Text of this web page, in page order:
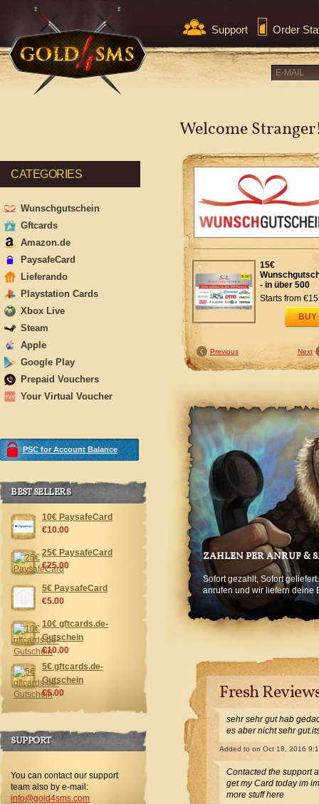
Support Order
Welcome
15€
- in über 500
Shops
Starts from
BUY
Previous Next
ZAHLEN PER ANRUF &
Sofort gezahlt, Sofort
anrufen und wir liefern deine
Fresh
sehr sehr gut hab
es aber nicht sehr
Added to on Oct 18, 2016
Contacted the support
get my Card today im
more stuff here
CATEGORIES
Wunschgutschein
Gftcards
Amazon.de
PaysafeCard
Lieferando
Playstation Cards
Xbox Live
Steam
Apple
Google Play
Prepaid Vouchers
Your Virtual Voucher
PSC for Account Balance
BEST SELLERS
10€ PaysafeCard
€10.00
25€ PaysafeCard
€25.00
5€ PaysafeCard
€5.00
10€ gftcards.de-
Gutschein
€10.00
5€ gftcards.de-
Gutschein
€5.00
SUPPORT
You can contact our support
team also by e-mail:
info@gold4sms.com